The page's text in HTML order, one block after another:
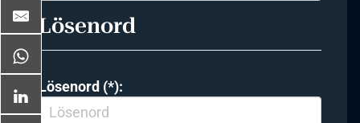
Lösenord
Lösenord (*):